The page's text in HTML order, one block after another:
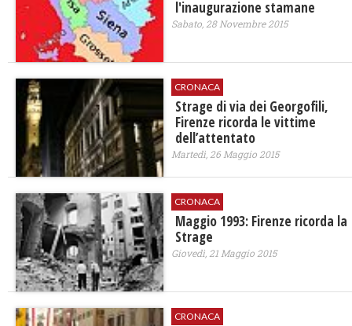
l'inaugurazione stamane
Sabato, 28 Novembre 2015
CRONACA
​Strage di via dei Georgofili,
Firenze ricorda le vittime
dell’attentato
Martedì, 26 Maggio 2015
CRONACA
Maggio 1993: Firenze ricorda la
Strage
Giovedì, 21 Maggio 2015
CRONACA